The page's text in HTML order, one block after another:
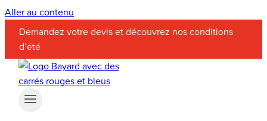
Aller au contenu
Demandez votre devis et découvrez nos conditions
d’été